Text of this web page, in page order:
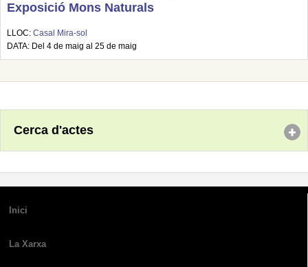
Exposició Mons Naturals
LLOC: Casal Mira-sol
DATA: Del 4 de maig al 25 de maig
Cerca d'actes
Inici
La Xarxa